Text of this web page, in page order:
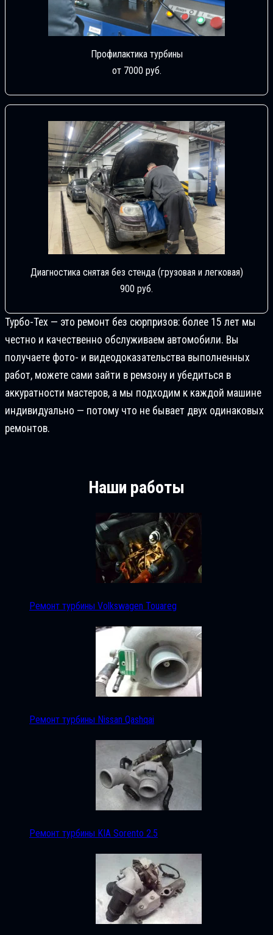
Профилактика турбины
от 7000 руб.
Диагностика снятая без стенда (грузовая и легковая)
900 руб.
Турбо-Тех — это ремонт без сюрпризов: более 15 лет мы
честно и качественно обслуживаем автомобили. Вы
получаете фото- и видеодоказательства выполненных
работ, можете сами зайти в ремзону и убедиться в
аккуратности мастеров, а мы подходим к каждой машине
индивидуально — потому что не бывает двух одинаковых
ремонтов.
Наши работы
Ремонт турбины Volkswagen Touareg
Ремонт турбины Nissan Qashqai
Ремонт турбины KIA Sorento 2.5